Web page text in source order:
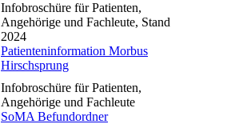
Infobroschüre für Patienten,
Angehörige und Fachleute, Stand
2024
Patienteninformation Morbus
Hirschsprung
Infobroschüre für Patienten,
Angehörige und Fachleute
SoMA Befundordner